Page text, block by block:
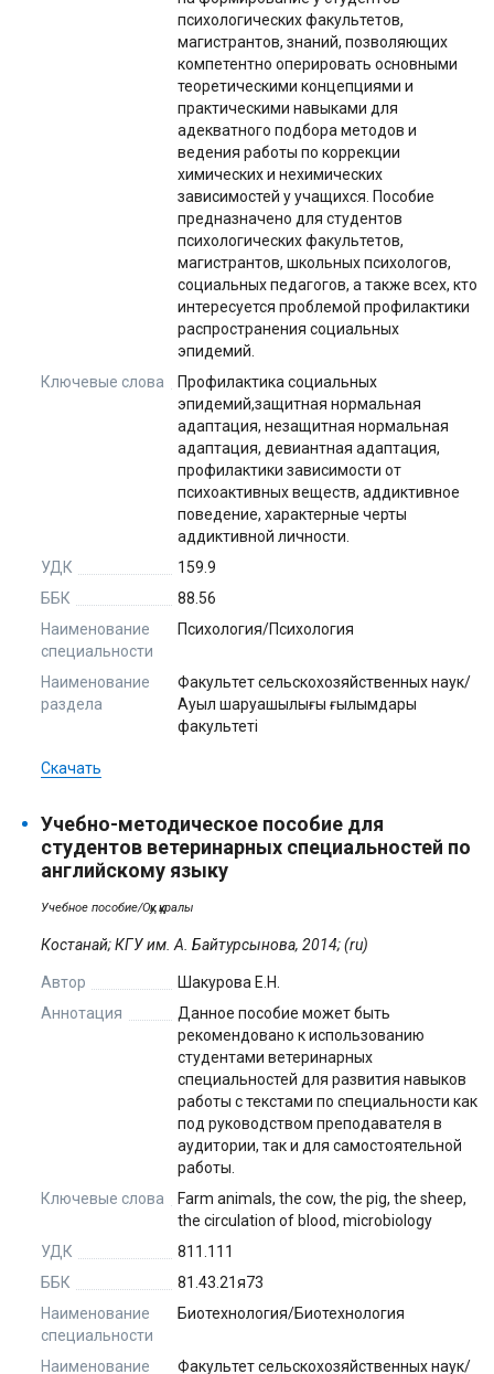
психологических факультетов,
магистрантов, знаний, позволяющих
компетентно оперировать основными
теоретическими концепциями и
практическими навыками для
адекватного подбора методов и
ведения работы по коррекции
химических и нехимических
зависимостей у учащихся. Пособие
предназначено для студентов
психологических факультетов,
магистрантов, школьных психологов,
социальных педагогов, а также всех, кто
интересуется проблемой профилактики
распространения социальных
эпидемий.
Ключевые слова
Профилактика социальных
эпидемий,защитная нормальная
адаптация, незащитная нормальная
адаптация, девиантная адаптация,
профилактики зависимости от
психоактивных веществ, аддиктивное
поведение, характерные черты
аддиктивной личности.
УДК
159.9
ББК
88.56
Наименование
специальности
Психология/Психология
Наименование
раздела
Факультет сельскохозяйственных наук/
Ауыл шаруашылығы ғылымдары
факультеті
Скачать
Учебно-методическое пособие для
студентов ветеринарных специальностей по
английскому языку
Учебное пособие/Оқу құралы
Костанай; КГУ им. А. Байтурсынова, 2014; (ru)
Автор
Шакурова Е.Н.
Аннотация
Данное пособие может быть
рекомендовано к использованию
студентами ветеринарных
специальностей для развития навыков
работы с текстами по специальности как
под руководством преподавателя в
аудитории, так и для самостоятельной
работы.
Ключевые слова
Farm animals, the cow, the pig, the sheep,
the circulation of blood, microbiology
УДК
811.111
ББК
81.43.21я73
Наименование
специальности
Биотехнология/Биотехнология
Наименование
Факультет сельскохозяйственных наук/